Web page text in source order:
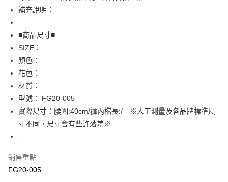
全盈+PAY
AFTEE先享後付
相關說明
【關於「AFTEE先享後付」】
AFTEE先享後付是「在收到商品之後才付款」的支付方式。 讓您購物簡單
便利好安心！
１．簡單：不需註冊會員、不需綁卡、不需儲值。
３．安心：先確認商品／服務後，再付款。
【「AFTEE先享後付」結帳流程】
１．於結帳方式選擇「AFTEE先享後付」後，將跳轉至「AFTEE先享後付」
結帳頁面，進行簡訊認證並確認金額後，即可完成結帳。
３．收到繳費通知簡訊後14天內，點擊此簡訊中的連結，可透過四大超商／
※ 請注意：結帳手續完成當下不需立刻繳費，但若您需要取消訂單，請聯絡
運送方式
全家取貨付款
免運費
補充說明：
■商品尺寸■
SIZE：
顏色：
花色：
材質：
型號： FG20-005
實際尺寸：腰圍:40cm/褲內檔長:/ ※人工測量及各品牌標準尺
寸不同，尺寸會有些許落差※
-
銷售重點
FG20-005